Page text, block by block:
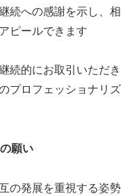
続への感謝を示し、相
ピールできます
続的にお取引いただき
プロフェッショナリズ
願い
の発展を重視する姿勢